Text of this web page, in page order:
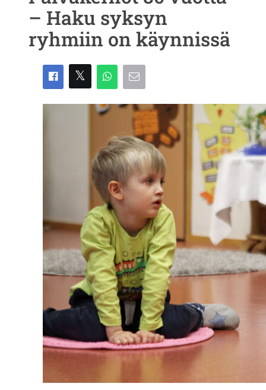
– Haku syksyn
ryhmiin on käynnissä